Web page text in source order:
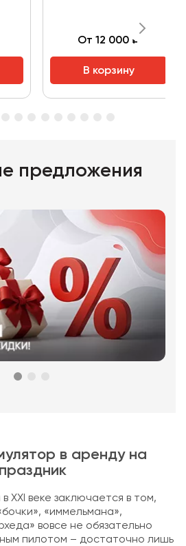
От 12 000 ₽
В корзину
предложения
в аренду на
праздник
XXI веке заключается в том,
«иммельмана»,
вовсе не обязательно
пилотом – достаточно лишь